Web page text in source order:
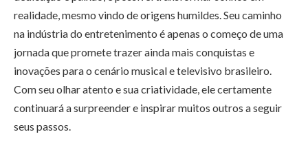
realidade, mesmo vindo de origens humildes. Seu caminho
na indústria do entretenimento é apenas o começo de uma
jornada que promete trazer ainda mais conquistas e
inovações para o cenário musical e televisivo brasileiro.
Com seu olhar atento e sua criatividade, ele certamente
continuará a surpreender e inspirar muitos outros a seguir
seus passos.